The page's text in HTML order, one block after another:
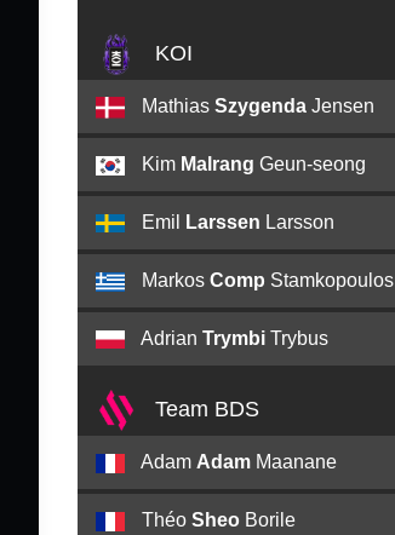
KOI
Mathias Szygenda Jensen
Kim Malrang Geun-seong
Emil Larssen Larsson
Markos Comp Stamkopoulos
Adrian Trymbi Trybus
Team BDS
Adam Adam Maanane
Théo Sheo Borile